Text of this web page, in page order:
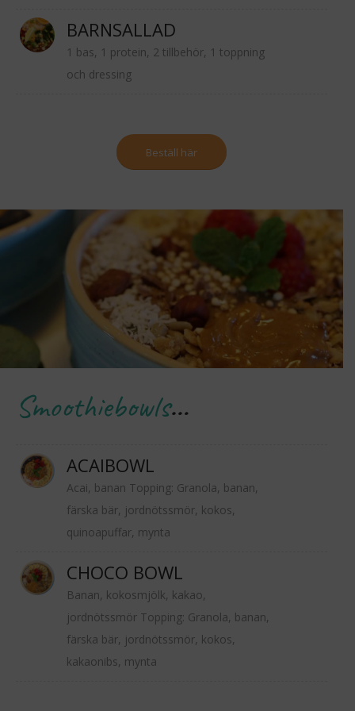
BARNSALLAD
1 bas, 1 protein, 2 tillbehör, 1 toppning
och dressing
Beställ här
Smoothiebowls…
ACAIBOWL
Acai, banan Topping: Granola, banan,
färska bär, jordnötssmör, kokos,
quinoapuffar, mynta
CHOCO BOWL
Banan, kokosmjölk, kakao,
jordnötssmör Topping: Granola, banan,
färska bär, jordnötssmör, kokos,
kakaonibs, mynta